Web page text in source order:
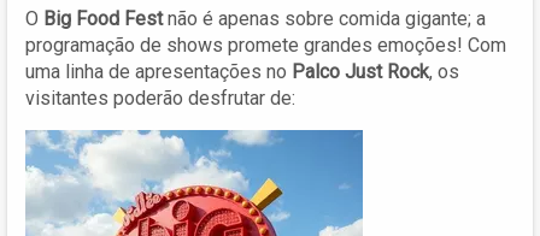
O Big Food Festnão é apenas sobre comida gigante; a
programação de shows promete grandes emoções! Com
uma linha de apresentações no Palco Just Rock, os
visitantes poderão desfrutar de: